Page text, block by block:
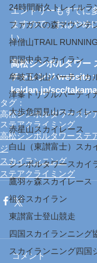
24時間耐久トレイルラ
ファガスの森マウンテ
禅僧山TRAIL
四国中央スカイラン
牟岐五剣山バーティカ
津峯トリプルバーティ
大歩危国見山スカイレ
赤星山スカイレース
白山（東讃富士）スカ
シンボルタワースカイ
鷹羽ヶ森スカイレース
祖谷スカイラン
東讃富士登山競走
四国スカイランニング
スカイランニング四国
エントリーもすでに
ますので、おはやめ
い。
高松シンボルタワー
チャレンジ website
kaidan.jp/scc/
タグ：
ステアクライミング
高松シンボルタワーステ
ジ
スカイランニング
ステアクライミング
コメント